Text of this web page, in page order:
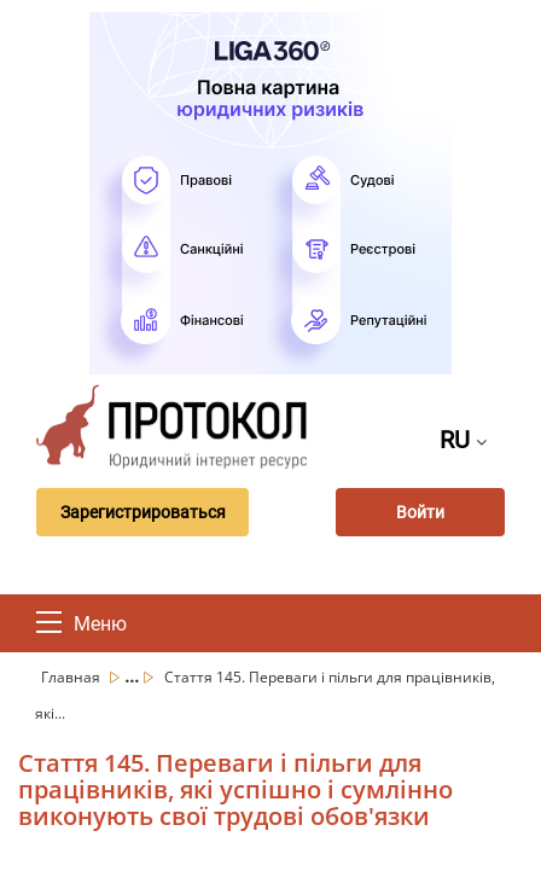
RU
Зарегистрироваться Войти
Меню
Главная ...
Стаття 145. Переваги і пільги для працівників,
які...
Стаття 145. Переваги і пільги для
працівників, які успішно і сумлінно
виконують свої трудові обов'язки